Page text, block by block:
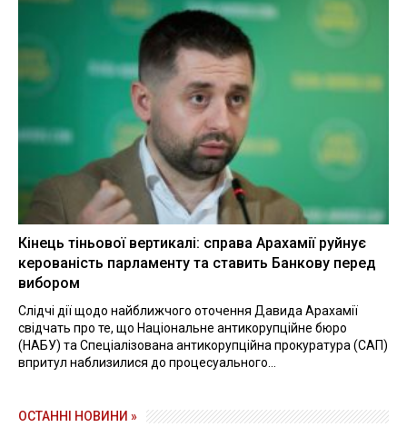
Кінець тіньової вертикалі: справа Арахамії руйнує
керованість парламенту та ставить Банкову перед
вибором
Слідчі дії щодо найближчого оточення Давида Арахамії
свідчать про те, що Національне антикорупційне бюро
(НАБУ) та Спеціалізована антикорупційна прокуратура (САП)
впритул наблизилися до процесуального...
ОСТАННІ НОВИНИ »